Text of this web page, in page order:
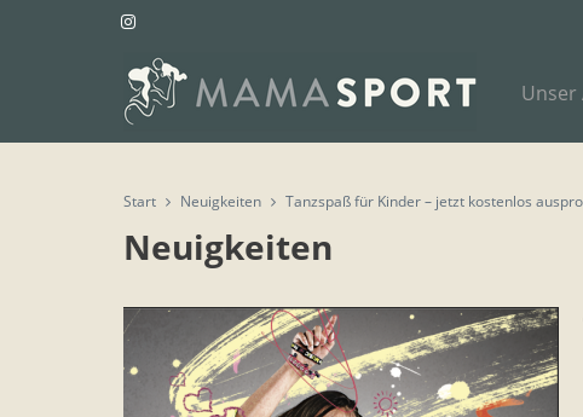
Unser
Start Neuigkeiten Tanzspaß für Kinder – jetzt kostenlos
Neuigkeiten